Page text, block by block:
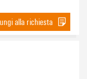
alla richiesta